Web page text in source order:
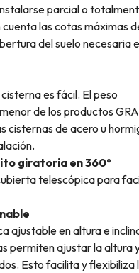
parcial o
las cotas máximas
del suelo necesaria
es fácil. El peso
de los productos
cisternas de acero u
giratoria en 360º
telescópica para
ajustable en altura e
permiten ajustar la altura
Esto facilita y flexibiliza